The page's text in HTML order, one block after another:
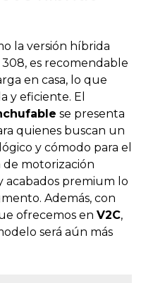
la versión híbrida
es recomendable
en casa, lo que
y eficiente. El
se presenta
quienes buscan un
y cómodo para el
de motorización
acabados premium lo
Además, con
ofrecemos en V2C,
será aún más